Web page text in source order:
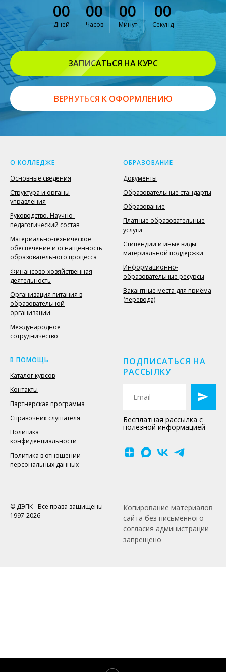
00
Дней
00
Часов
00
Минут
00
Секунд
ЗАПИСАТЬСЯ НА КУРС
ВЕРНУТЬСЯ К ОФОРМЛЕНИЮ
О КОЛЛЕДЖЕ
Основные сведения
Структура и органы
управления
Руководство. Научно-
педагогический состав
Материально-техническое
обеспечение и оснащённость
образовательного процесса
Финансово-хозяйственная
деятельность
Организация питания в
образовательной
организации
Международное
сотрудничество
ОБРАЗОВАНИЕ
Документы
Образовательные стандарты
Образование
Платные образовательные
услуги
Стипендии и иные виды
материальной поддержки
Информационно-
образовательные ресурсы
Вакантные места для приёма
(перевода)
В ПОМОЩЬ
Каталог курсов
Контакты
Партнерская программа
Справочник слушателя
Политика
конфиденциальности
Политика в отношении
персональных данных
ПОДПИСАТЬСЯ НА
РАССЫЛКУ
Бесплатная рассылка с
полезной информацией
© ДЭПК - Все права защищены
1997-2026
Копирование материалов
сайта без письменного
согласия администрации
запрещено